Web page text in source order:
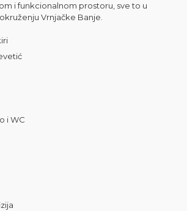
i funkcionalnom prostoru, sve to u
Vrnjačke Banje.
i WC